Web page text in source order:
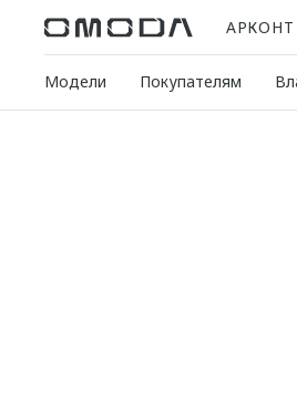
АРКОНТ
Модели Покупателям